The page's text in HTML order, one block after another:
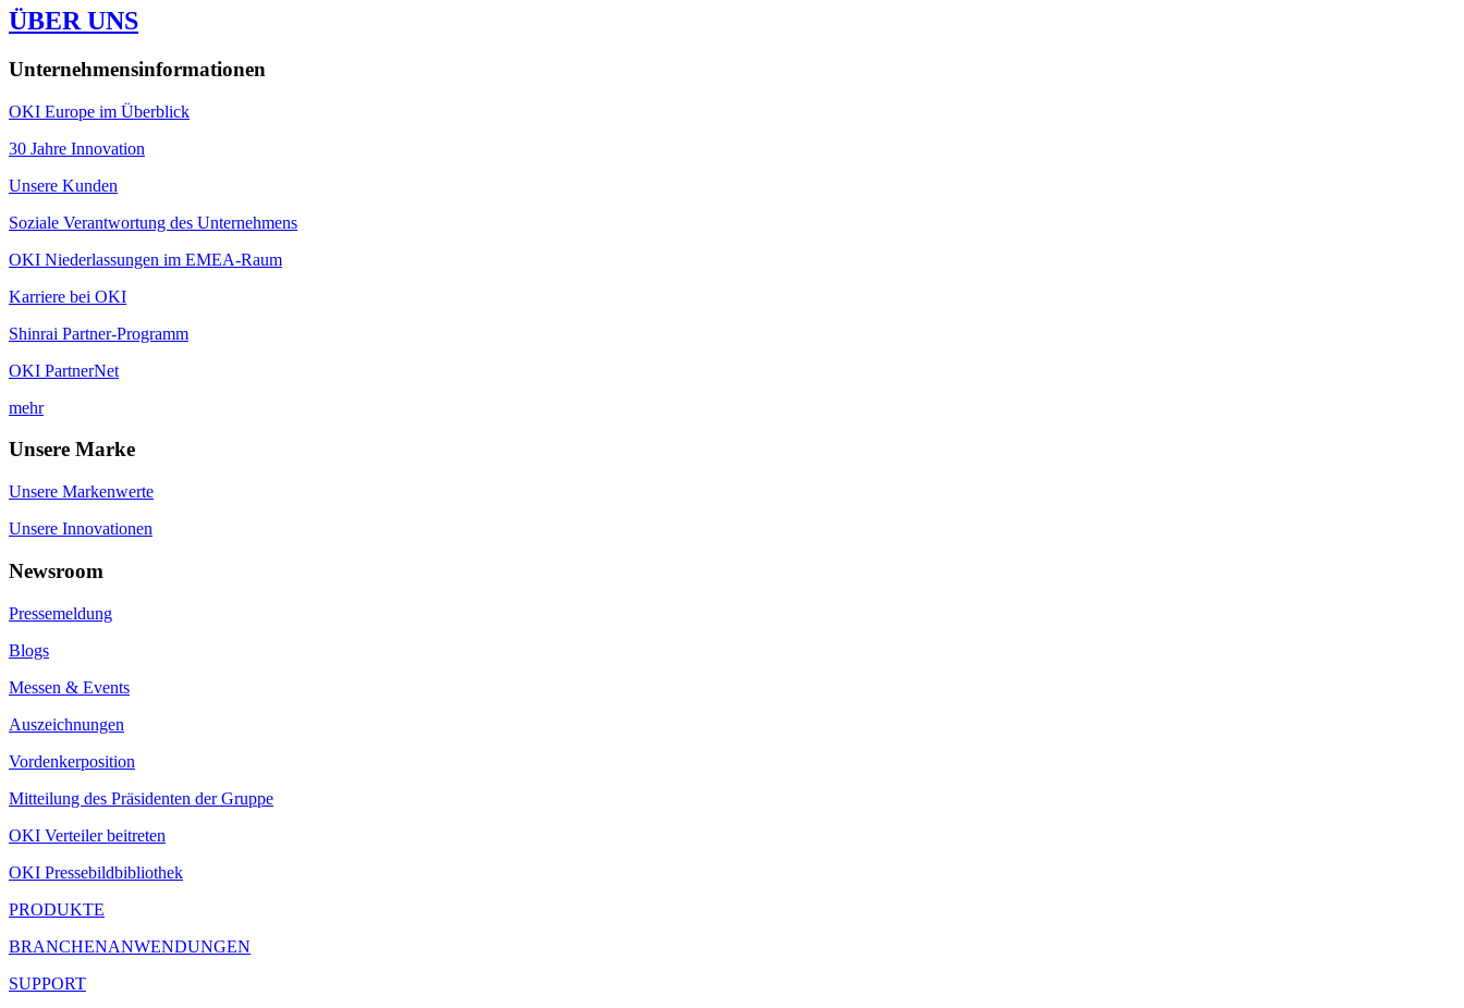
ÜBER UNS
Unternehmensinformationen
OKI Europe im Überblick
30 Jahre Innovation
Unsere Kunden
Soziale Verantwortung des Unternehmens
OKI Niederlassungen im EMEA-Raum
Karriere bei OKI
Shinrai Partner-Programm
OKI PartnerNet
mehr
Unsere Marke
Unsere Markenwerte
Unsere Innovationen
Newsroom
Pressemeldung
Blogs
Messen & Events
Auszeichnungen
Vordenkerposition
Mitteilung des Präsidenten der Gruppe
OKI Verteiler beitreten
OKI Pressebildbibliothek
PRODUKTE
BRANCHENANWENDUNGEN
SUPPORT